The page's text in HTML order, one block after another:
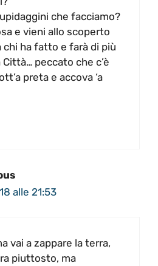
che facciamo?
e vieni allo scoperto
chi ha fatto e farà di più
peccato che c’è
preta e accova ‘a
alle 21:53
vai a zappare la terra,
piuttosto, ma